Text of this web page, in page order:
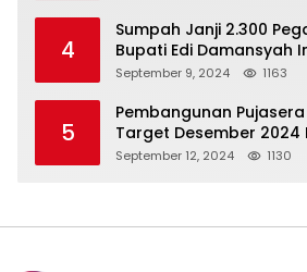
4
Sumpah Janji 2.300
Bupati Edi Damansyah
Tanggung Jawab Baru
September 9, 2024 1163
5
Pembangunan
Target Desember 2024
September 12, 2024 1130